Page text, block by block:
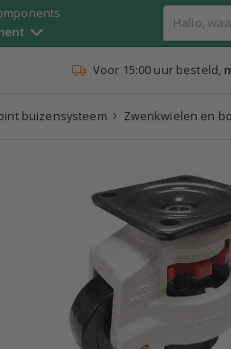
Voor 15:00 uur besteld,
buizensysteem Zwenkwielen en